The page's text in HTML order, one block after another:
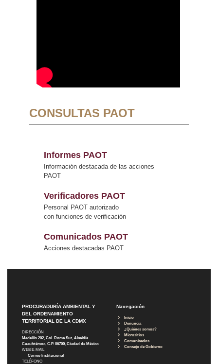
CONSULTAS PAOT
Informes PAOT
Información destacada de las acciones
PAOT
Verificadores PAOT
Personal PAOT autorizado
con funciones de verificación
Comunicados PAOT
Acciones destacadas PAOT
PROCURADURÍA AMBIENTAL Y
DEL ORDENAMIENTO
TERRITORIAL DE LA CDMX
DIRECCIÓN
Medellín 202, Col. Roma Sur, Alcaldía
Cuauhtémoc, C.P. 06700, Ciudad de México
WEB E-MAIL
Correo Institucional
TELÉFONO
Navegación
Inicio
Denuncia
¿Quiénes somos?
Micrositios
Comunicados
Consejo de Gobierno